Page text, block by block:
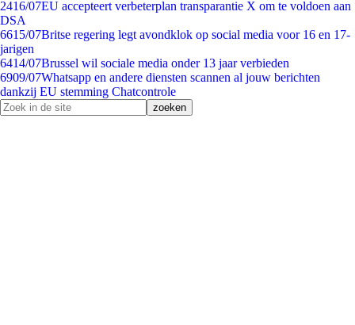
2416/07EU accepteert verbeterplan transparantie X om te voldoen aan
DSA
6615/07Britse regering legt avondklok op social media voor 16 en 17-
jarigen
6414/07Brussel wil sociale media onder 13 jaar verbieden
6909/07Whatsapp en andere diensten scannen al jouw berichten
dankzij EU stemming Chatcontrole